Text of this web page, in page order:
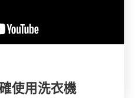
使用洗衣機